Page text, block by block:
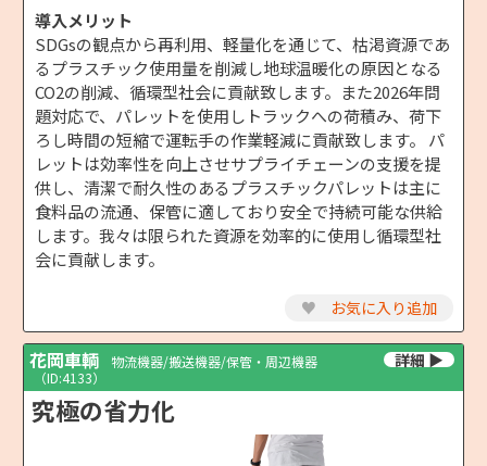
導入メリット
SDGsの観点から再利用、軽量化を通じて、枯渇資源であ
るプラスチック使用量を削減し地球温暖化の原因となる
CO2の削減、循環型社会に貢献致します。また2026年問
題対応で、パレットを使用しトラックへの荷積み、荷下
ろし時間の短縮で運転手の作業軽減に貢献致します。 パ
レットは効率性を向上させサプライチェーンの支援を提
供し、清潔で耐久性のあるプラスチックパレットは主に
食料品の流通、保管に適しており安全で持続可能な供給
します。我々は限られた資源を効率的に使用し循環型社
会に貢献します。
♥ お気に入り追加
花岡車輌
物流機器/搬送機器/保管・周辺機器
（ID:4133）
究極の省力化